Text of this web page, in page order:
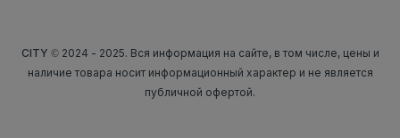
CITY © 2024 - 2025. Вся информация на сайте, в том числе, цены и
наличие товара носит информационный характер и не является
публичной офертой.